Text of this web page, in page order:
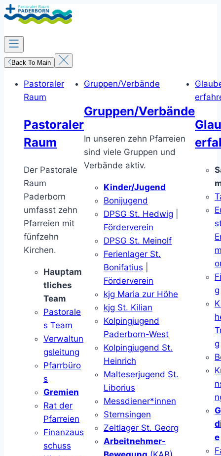
Zum
Inhalt
springen
Back To Main
Pastoraler
Raum
Pastoraler
Raum
Der Pastorale
Raum
Paderborn
umfasst zehn
Pfarreien mit
fünfzehn
Kirchen.
Hauptam
tliches
Team
Pastorale
s Team
Verwaltun
gsleitung
Pfarrbüro
s
Gremien
Rat der
Pfarreien
Finanzaus
schuss
Gruppen/Verbände
Gruppen/Verbände
In unseren zehn Pfarreien
sind viele Gruppen und
Verbände aktiv.
Kinder/Jugend
Bonijugend
DPSG St. Hedwig
Förderverein
DPSG St. Meinolf
Ferienlager St.
Bonifatius
Förderverein
kjg Maria zur Höhe
kjg St. Kilian
Kolpingjugend
Paderborn-West
Kolpingjugend St.
Heinrich
Malteserjugend St.
Liborius
Messdiener*innen
Sternsingen
Zeltlager St. Georg
Arbeitnehmer-
g
g
e